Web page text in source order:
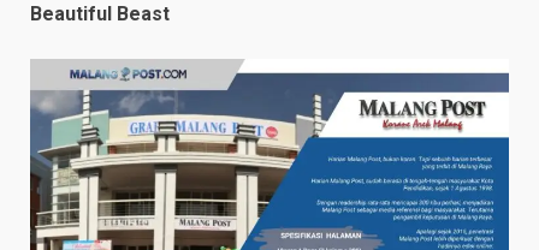
Beautiful Beast